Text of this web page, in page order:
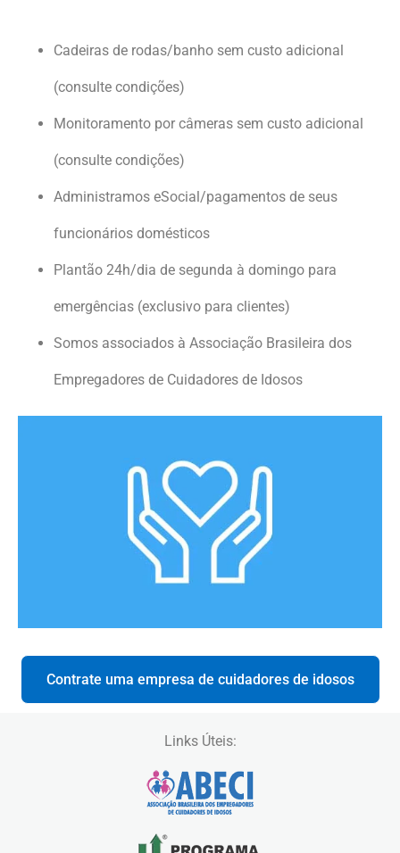
Cadeiras de rodas/banho sem custo adicional
(consulte condições)
Monitoramento por câmeras sem custo adicional
(consulte condições)
Administramos eSocial/pagamentos de seus
funcionários domésticos
Plantão 24h/dia de segunda à domingo para
emergências (exclusivo para clientes)
Somos associados à Associação Brasileira dos
Empregadores de Cuidadores de Idosos
Contrate uma empresa de cuidadores de idosos
Links Úteis: